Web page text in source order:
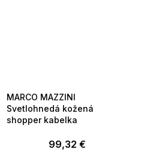
MARCO MAZZINI
Svetlohnedá kožená
shopper kabelka
99,32 €